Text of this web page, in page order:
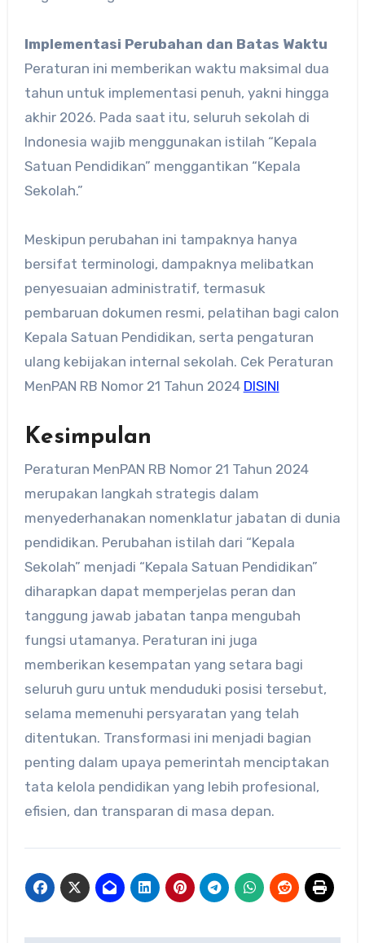
Implementasi Perubahan dan Batas Waktu
Peraturan ini memberikan waktu maksimal dua
tahun untuk implementasi penuh, yakni hingga
akhir 2026. Pada saat itu, seluruh sekolah di
Indonesia wajib menggunakan istilah “Kepala
Satuan Pendidikan” menggantikan “Kepala
Sekolah.”
Meskipun perubahan ini tampaknya hanya
bersifat terminologi, dampaknya melibatkan
penyesuaian administratif, termasuk
pembaruan dokumen resmi, pelatihan bagi calon
Kepala Satuan Pendidikan, serta pengaturan
ulang kebijakan internal sekolah. Cek Peraturan
MenPAN RB Nomor 21 Tahun 2024 DISINI
Kesimpulan
Peraturan MenPAN RB Nomor 21 Tahun 2024
merupakan langkah strategis dalam
menyederhanakan nomenklatur jabatan di dunia
pendidikan. Perubahan istilah dari “Kepala
Sekolah” menjadi “Kepala Satuan Pendidikan”
diharapkan dapat memperjelas peran dan
tanggung jawab jabatan tanpa mengubah
fungsi utamanya. Peraturan ini juga
memberikan kesempatan yang setara bagi
seluruh guru untuk menduduki posisi tersebut,
selama memenuhi persyaratan yang telah
ditentukan. Transformasi ini menjadi bagian
penting dalam upaya pemerintah menciptakan
tata kelola pendidikan yang lebih profesional,
efisien, dan transparan di masa depan.